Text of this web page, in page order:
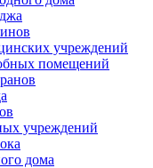
учреждений
помещений
учреждений
дома